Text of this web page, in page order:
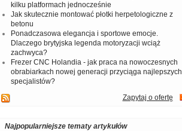
kilku platformach jednocześnie
Jak skutecznie montować płotki herpetologiczne z
betonu
Ponadczasowa elegancja i sportowe emocje.
Dlaczego brytyjska legenda motoryzacji wciąż
zachwyca?
Frezer CNC Holandia - jak praca na nowoczesnych
obrabiarkach nowej generacji przyciąga najlepszych
specjalistów?
Zapytaj o ofertę
Najpopularniejsze tematy artykułów